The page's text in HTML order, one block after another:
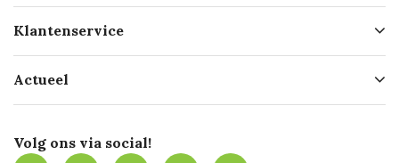
Geschiedenis
Missie
Werken bij Carel Lurvink
MVO
Klantenservice
Bezorgen
Mijn Carel Lurvink
Mijn Carel Lurvink instructievideo's
Actueel
Innovation LAB
Volg ons via social!